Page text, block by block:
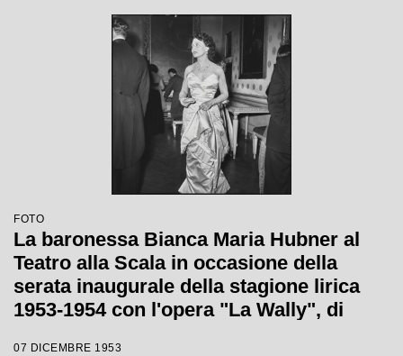
FOTO
La baronessa Bianca Maria Hubner al
Teatro alla Scala in occasione della
serata inaugurale della stagione lirica
1953-1954 con l'opera "La Wally", di
07 DICEMBRE 1953